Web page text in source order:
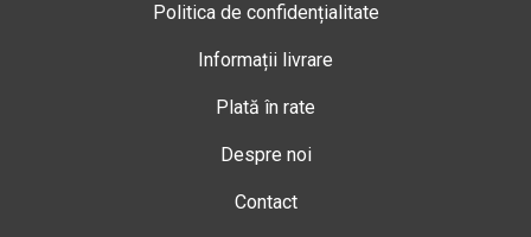
Politica de confidențialitate
Informații livrare
Plată în rate
Despre noi
Contact